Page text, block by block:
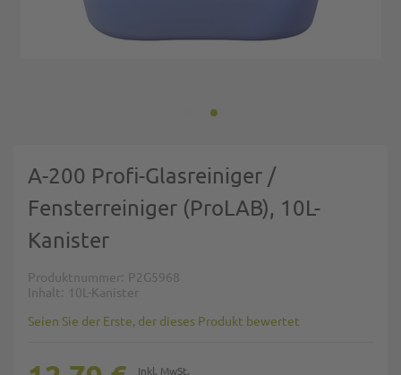
A-200 Profi-Glasreiniger /
Fensterreiniger (ProLAB), 10L-
Kanister
Produktnummer P2G5968
Inhalt
10L-Kanister
Seien Sie der Erste, der dieses Produkt bewertet